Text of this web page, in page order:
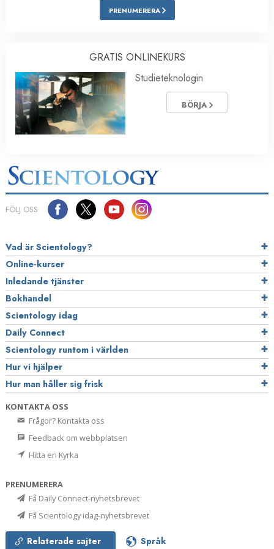
PRENUMERERA
GRATIS ONLINEKURS
Studieteknologin
BÖRJA
FÖLJ OSS
Vad är Scientology?
Online-kurser
Inledande tjänster
Bokhandel
Scientology idag
Daily Connect
Scientology runtom i världen
Hur vi hjälper
Hur man håller sig frisk
KONTAKTA OSS
Frågor? Kontakta oss
Feedback om webbplatsen
Hitta en Kyrka
PRENUMERERA
Få Daily Connect-nyhetsbrevet
Få Scientology idag-nyhetsbrevet
Relaterade sajter Språk